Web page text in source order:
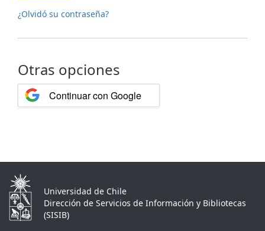
¿Olvidó su contraseña?
Otras opciones
Continuar con Google
Universidad de Chile
Dirección de Servicios de Información y Bibliotecas
(SISIB)